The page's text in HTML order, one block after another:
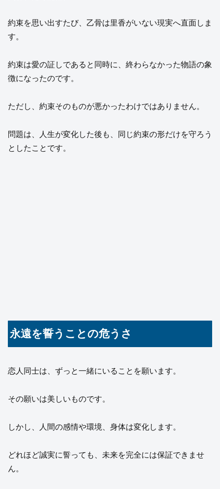
約束を思い出すたび、乙骨は里香がいない現実へ直面しま
す。
約束は愛の証しであると同時に、終わらなかった物語の象
徴になったのです。
ただし、約束そのものが悪かったわけではありません。
問題は、人生が変化した後も、同じ約束の形だけを守ろう
としたことです。
永遠を誓うことの危うさ
恋人同士は、ずっと一緒にいることを願います。
その願いは美しいものです。
しかし、人間の感情や環境、身体は変化します。
どれほど誠実に誓っても、未来を完全には保証できませ
ん。